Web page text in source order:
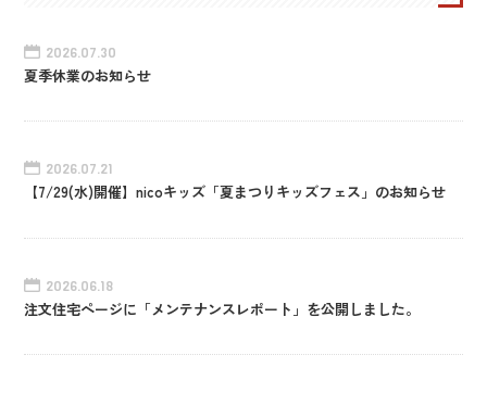
2026.07.30
夏季休業のお知らせ
2026.07.21
【7/29(水)開催】nicoキッズ「夏まつりキッズフェス」のお知らせ
2026.06.18
注文住宅ページに「メンテナンスレポート」を公開しました。